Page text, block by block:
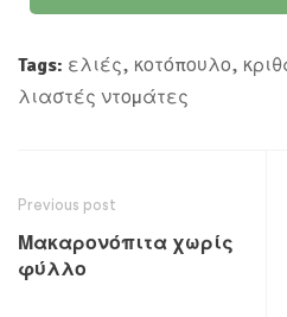
Tags: ελιές, κοτόπουλο,
λιαστές ντομάτες
Previous post
Μακαρονόπιτα χωρίς
φύλλο